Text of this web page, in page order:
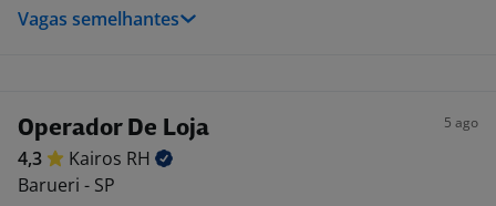
Vagas semelhantes
Operador De Loja 5 ago
4,3 Kairos RH
Barueri - SP